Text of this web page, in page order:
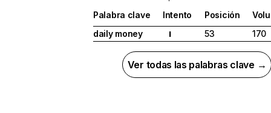
Palabra clave Intento Posición
daily money
I 53 170
Ver todas las palabras clave →